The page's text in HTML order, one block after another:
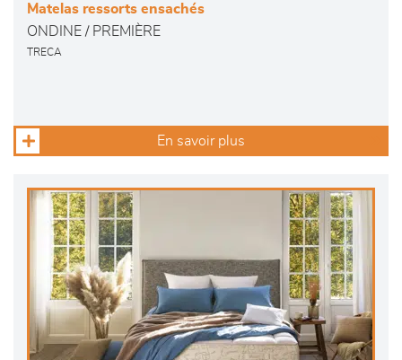
Matelas ressorts ensachés
ONDINE / PREMIÈRE
TRECA
En savoir plus